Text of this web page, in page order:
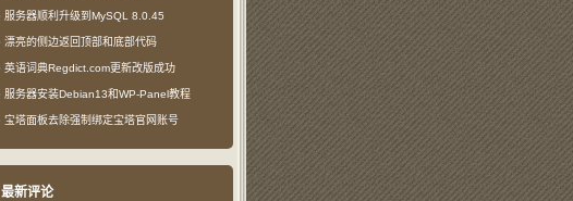
服务器顺利升级到MySQL 8.0.45
漂亮的侧边返回顶部和底部代码
英语词典Regdict.com更新改版成功
服务器安装Debian13和WP-Panel教程
宝塔面板去除强制绑定宝塔官网账号
最新评论